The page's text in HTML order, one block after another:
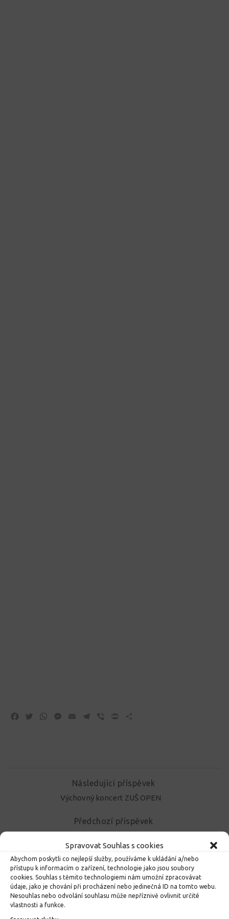
Spravovat Souhlas s cookies
Abychom poskytli co nejlepší služby, používáme k ukládání a/nebo
přístupu k informacím o zařízení, technologie jako jsou soubory
cookies. Souhlas s těmito technologiemi nám umožní zpracovávat
údaje, jako je chování při procházení nebo jedinečná ID na tomto webu.
Nesouhlas nebo odvolání souhlasu může nepříznivě ovlivnit určité
vlastnosti a funkce.
Facebook
TwitterWhatsApp
Messenger
Email Telegram
Viber Print
Následující příspěvek
Výchovný koncert ZUŠ OPEN
Předchozí příspěvek
MOHLO BY VÁS DÁLE ZAJÍMAT...